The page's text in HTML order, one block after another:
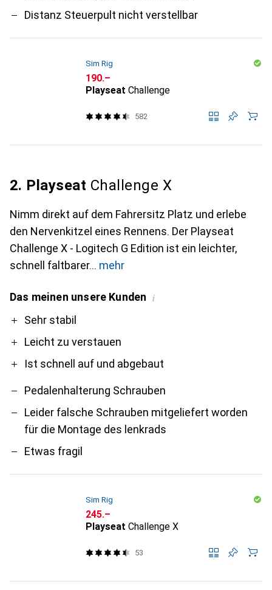
Distanz Steuerpult nicht verstellbar
Sim Rig
CHF
190.–
Playseat Challenge
582
2. Playseat Challenge X
Nimm direkt auf dem Fahrersitz Platz und erlebe
den Nervenkitzel eines Rennens. Der Playseat
Challenge X - Logitech G Edition ist ein leichter,
schnell faltbarer
mehr
Das meinen unsere Kunden i
ProSehr stabil
Leicht zu verstauen
Ist schnell auf und abgebaut
Contra
Pedalenhalterung Schrauben
Leider falsche Schrauben mitgeliefert worden
für die Montage des lenkrads
Etwas fragil
Sim Rig
CHF
245.–
Playseat Challenge X
53